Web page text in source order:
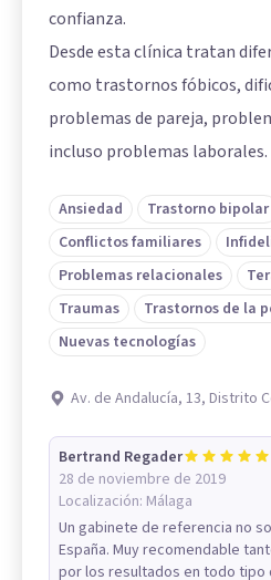
confianza.
Desde esta clínica tratan
como trastornos fóbicos,
problemas de pareja,
incluso problemas laborales.
Ansiedad
Trastorno bipolar
Conflictos familiares
Problemas relacionales
Traumas
Trastornos de la
Nuevas tecnologías
Av. de Andalucía, 13, Distrito
Bertrand Regader
28 de noviembre de 2019
Localización: Málaga
Un gabinete de referencia no
España. Muy recomendable
por los resultados en todo tipo